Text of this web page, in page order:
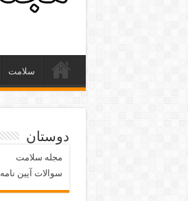
سلامت
دوستان
مجله سلامت
سوالات آیین نامه